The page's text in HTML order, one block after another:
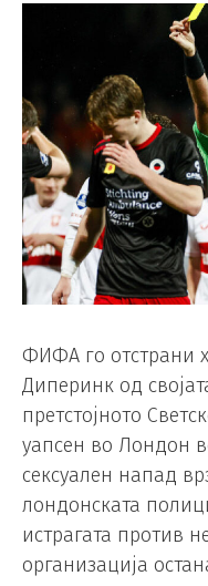
ФИФА го отстрани
Диперинк од
претстојното
уапсен во Лондон
сексуален напад
лондонската
истрагата против
организација